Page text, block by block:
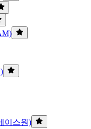
이스원)